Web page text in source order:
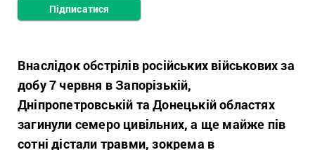
Підписатися
Внаслідок обстрілів російських військових за
добу 7 червня в Запорізькій,
Дніпропетровській та Донецькій областях
загинули семеро цивільних, а ще майже пів
сотні дістали травми, зокрема в